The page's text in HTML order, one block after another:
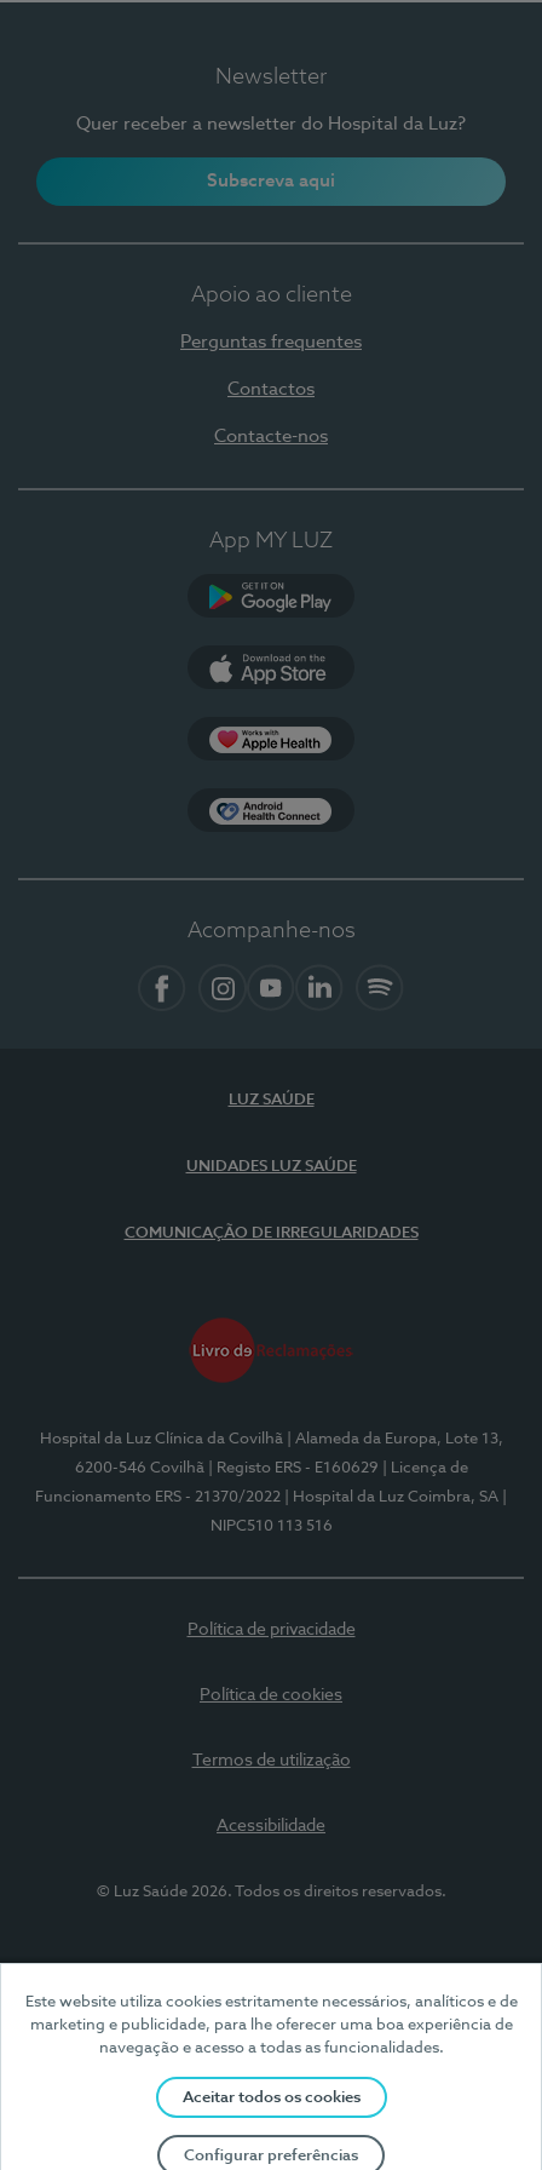
Este website utiliza cookies estritamente necessários, analíticos e de
marketing e publicidade, para lhe oferecer uma boa experiência de
navegação e acesso a todas as funcionalidades.
Aceitar todos os cookies
Configurar preferências
Newsletter
Quer receber a newsletter do Hospital da Luz?
Subscreva aqui
Apoio ao cliente
Perguntas frequentes
Contactos
Contacte-nos
App MY LUZ
Acompanhe-nos
LUZ SAÚDE
UNIDADES LUZ SAÚDE
COMUNICAÇÃO DE IRREGULARIDADES
Hospital da Luz Clínica da Covilhã
| Alameda da Europa, Lote 13,
6200-546 Covilhã
| Registo ERS - E160629
| Licença de
Funcionamento ERS - 21370/2022
| Hospital da Luz Coimbra, SA
NIPC510 113 516
Política de privacidade
Política de cookies
Termos de utilização
Acessibilidade
© Luz Saúde 2026. Todos os direitos reservados.